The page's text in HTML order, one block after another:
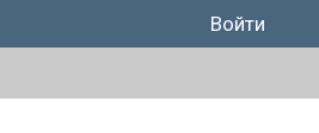
Войти